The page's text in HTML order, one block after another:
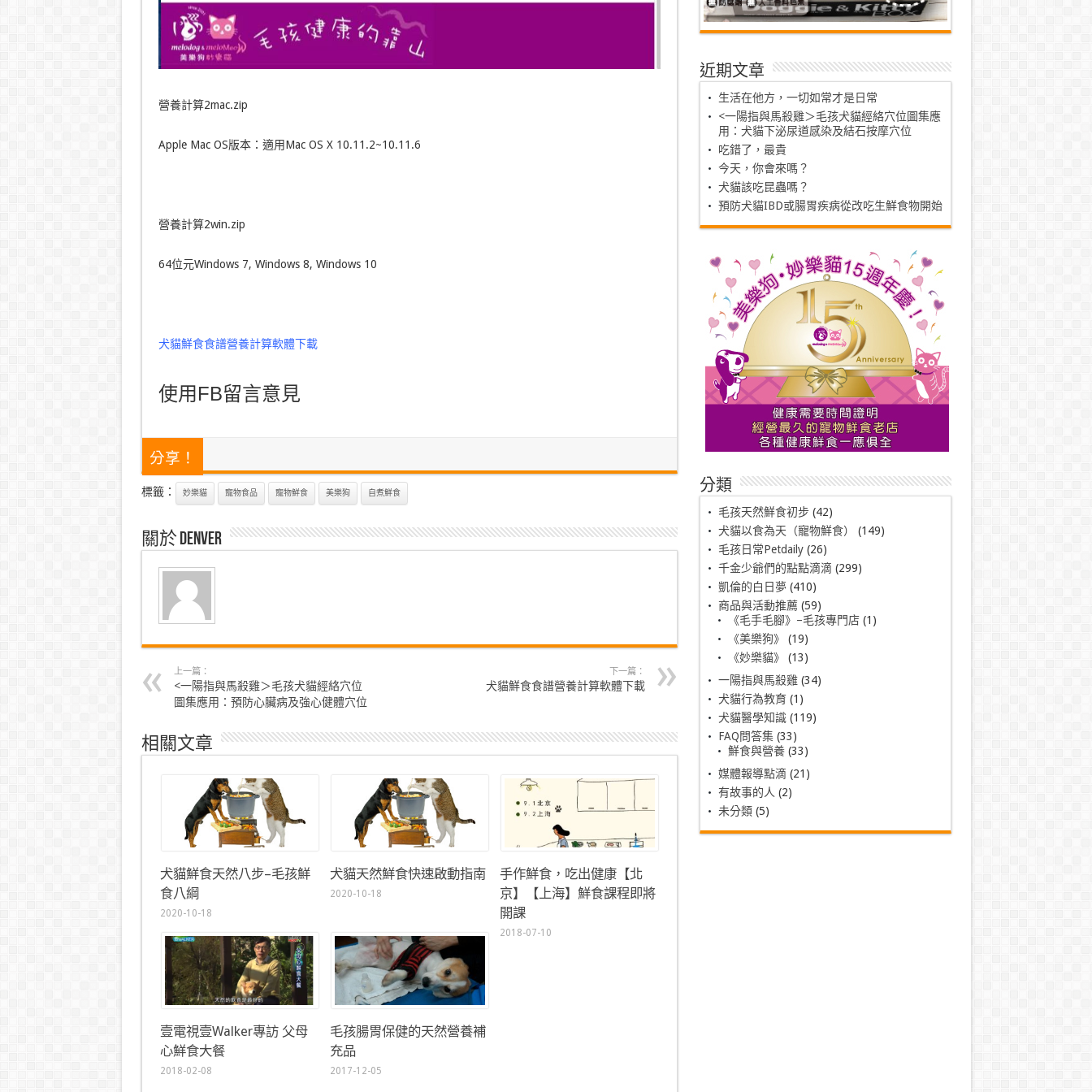
營養計算2mac.zip
Apple Mac OS版本：適用Mac OS X 10.11.2~10.11.6
營養計算2win.zip
64位元Windows 7, Windows 8, Windows 10
犬貓鮮食食譜營養計算軟體下載
使用FB留言意見
分享！
標籤： 妙樂貓 寵物食品 寵物鮮食 美樂狗 自煮鮮食
關於 denver
上一篇：
<一陽指與馬殺雞＞毛孩犬貓經絡穴位
圖集應用：預防心臟病及強心健體穴位
下一篇：
犬貓鮮食食譜營養計算軟體下載
相關文章
犬貓鮮食天然八步–毛孩鮮
食八綱
2020-10-18
犬貓天然鮮食快速啟動指南
2020-10-18
手作鮮食，吃出健康【北
京】【上海】鮮食課程即將
開課
2018-07-10
壹電視壹Walker專訪 父母
心鮮食大餐
2018-02-08
毛孩腸胃保健的天然營養補
充品
2017-12-05
近期文章
生活在他方，一切如常才是日常
<一陽指與馬殺雞＞毛孩犬貓經絡穴位圖集應
用：犬貓下泌尿道感染及結石按摩穴位
吃錯了，最貴
今天，你會來嗎？
犬貓該吃昆蟲嗎？
預防犬貓IBD或腸胃疾病從改吃生鮮食物開始
分類
毛孩天然鮮食初步 (42)
犬貓以食為天（寵物鮮食）
(149)
毛孩日常Petdaily(26)
千金少爺們的點點滴滴 (299)
凱倫的白日夢(410)
商品與活動推薦(59)
《毛手毛腳》–毛孩專門店(1)
《美樂狗》
(19)
《妙樂貓》
(13)
一陽指與馬殺雞(34)
犬貓行為教育(1)
犬貓醫學知識 (119)
FAQ問答集(33)
鮮食與營養(33)
媒體報導點滴 (21)
有故事的人 (2)
未分類(5)